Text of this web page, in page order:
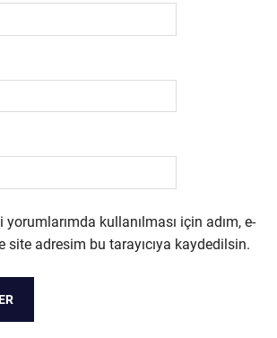
kullanılması için adım, e-
site adresim bu tarayıcıya kaydedilsin.